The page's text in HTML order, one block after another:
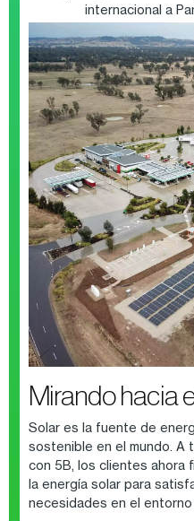
internacional a
Mirando hacia
Solar es la fuente de
sostenible en el mundo. A
con 5B, los clientes ahora
la energía solar para
necesidades en el entorno